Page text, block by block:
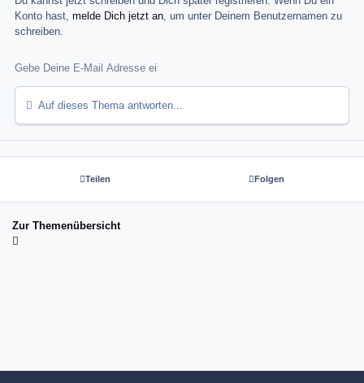
Konto hast,melde Dich jetzt an, um unter Deinem Benutzernamen zu
schreiben.
Auf dieses Thema antworten...
Teilen Folgen
Zur Themenübersicht